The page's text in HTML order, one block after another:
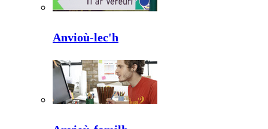
Anvioù-lec'h